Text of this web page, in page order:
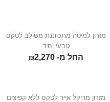
מזרון למיטה מתכווננת משולב לטקס
טבעי יחיד
החל מ- ₪2,270
מזרון מדיקל אייר לטקס ללא קפיצים